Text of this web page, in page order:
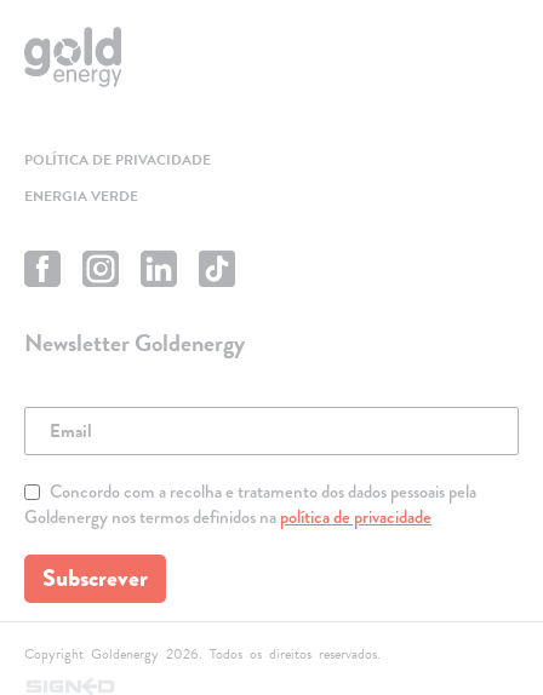
POLÍTICA DE PRIVACIDADE
ENERGIA VERDE
Newsletter Goldenergy
Concordo com a recolha e tratamento dos dados pessoais pela
Goldenergy nos termos definidos napolítica de privacidade
Subscrever
Copyright Goldenergy 2026. Todos os direitos reservados.